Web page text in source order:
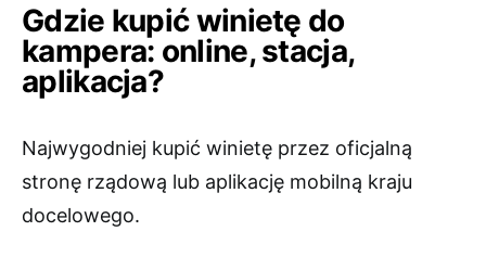
Gdzie kupić winietę do
kampera: online, stacja,
aplikacja?
Najwygodniej kupić winietę przez oficjalną
stronę rządową lub aplikację mobilną kraju
docelowego.